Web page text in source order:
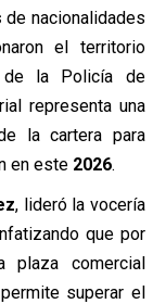
de nacionalidades
el territorio
de la Policía de
representa una
la cartera para
en este 2026.
, lideró la vocería
que por
comercial
superar el